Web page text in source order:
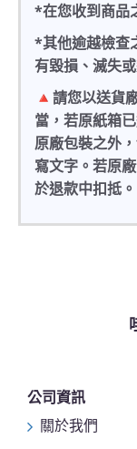
*在您收到商品
*其他逾越檢查
有毀損、滅失
🔺請您以送貨
當，若原紙箱
原廠包裝之外
寫文字。若原
於退款中扣抵。
公司資訊
關於我們